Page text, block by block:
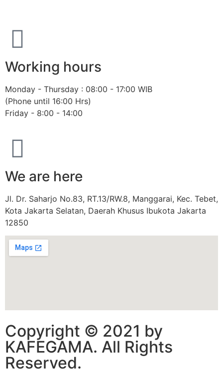
Working hours
Monday - Thursday : 08:00 - 17:00 WIB
(Phone until 16:00 Hrs)
Friday - 8:00 - 14:00
We are here
Jl. Dr. Saharjo No.83, RT.13/RW.8, Manggarai, Kec. Tebet,
Kota Jakarta Selatan, Daerah Khusus Ibukota Jakarta
12850
Copyright © 2021 by
KAFEGAMA. All Rights
Reserved.